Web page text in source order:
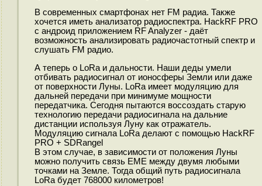
В современных смартфонах нет FM радиа. Также
хочется иметь анализатор радиоспектра. HackRF PRO
с андроид приложением RF Analyzer - даёт
возможность анализировать радиочастотный спектр и
слушать FM радио.
А теперь о LoRa и дальности. Наши деды умели
отбивать радиосигнал от ионосферы Земли или даже
от поверхности Луны. LoRa имеет модуляцию для
дальней передачи при минимуме мощности
передатчика. Сегодня пытаются воссоздать старую
технологию передачи радиосигнала на дальние
дистанции используя Луну как отражатель.
Модуляцию сигнала LoRa делают с помощью HackRF
PRO + SDRangel
В этом случае, в зависимости от положения Луны
можно получить связь EME между двумя любыми
точками на Земле. Тогда общий путь радиосигнала
LoRa будет 768000 километров!